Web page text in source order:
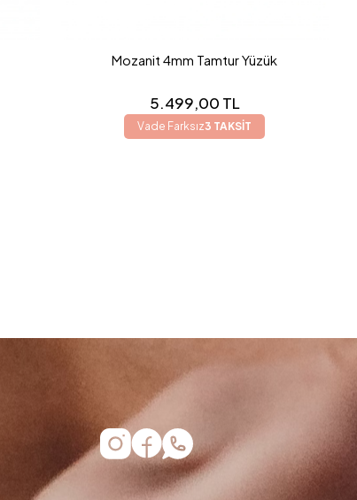
Mozanit 4mm Tamtur Yüzük
5.499,00 TL
Vade Farksız3 TAKSİT